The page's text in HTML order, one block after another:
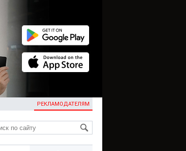
РЕКЛАМОДАТЕЛЯМ
KG